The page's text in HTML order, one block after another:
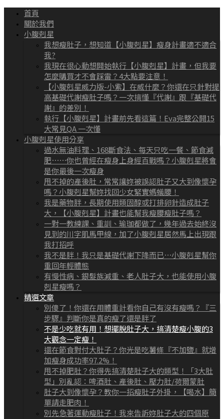
首頁
關於我們
小腹剋星
我想瘦肚子，想知道【小腹剋星】瘦身計畫適不適合
我?
我現在很心動想開始執行【小腹剋星】計畫，但我要
怎麼購買才不會踩雷？4大點要注意！
【小腹剋星威力版-小紫】在威什麼？你還在只針對提
高基礎代謝瘦肚子嗎？一次搞懂『代謝』跟『基礎代
謝』的差別！
執行【小腹剋星】計畫前先看這篇！Eva完整公開15
大常見QA 一次懂
小腹剋星使用分享
過水無油料理、168斷食法、每天只吃一餐、節食減
肥⋯⋯你也曾經在瘦身上身經百戰嗎？小腹剋星將會
是你最後一次瘦身
甩不掉的產後肚，常常讓妳被誤認肚子又大到像懷孕
嗎？小腹剋星幫妳找回少女緊實螞蟻腰！
我是藥物胖，長期使用類固醇或打排卵針造成肚子
大，【小腹剋星】計畫也能幫我瘦腰瘦肚子嗎？
一對一教練課、重訓、瑜珈都做了，幾年過去始終沒
見到的川字肌馬甲線，加了小腹剋星居然馬上出現跟
我打招呼
我不是胖！我只是基礎代謝下降而已⋯小腹剋星幫你
重回年輕體態
有慢性病、銀髮族減重、老人肚子大，也能使用小腹
剋星瘦嗎？
精選文章
別傻了！你還在用體重計看你自己有沒有瘦嗎？『三
步驟』判斷你是真的瘦了還是胖了
不是少吃就有用！想擺脫肚子大，搞清楚瘦小腹的3
大觀念一定瘦！
還在節食對付大肚子？你光是吃薯條『不加鹽』就增
加瘦身成功率97.2%！
甩不掉肥肚？你得先搞清楚肚子大的類型！「3大肚
型」別亂認：啤酒肚、產後肚、壓力肚/荷爾蒙肚
肚子大到像懷孕？教你一招瘦肚子外掛，【喝水】簡
單請走肥肉！
別先急著運動瘦肚子！我來告訴妳肚子大的四個原